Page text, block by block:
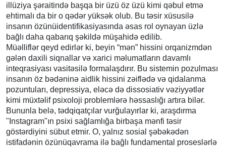
illüziya şəraitində başqa bir üzü öz üzü kimi qəbul etmə
ehtimalı da bir o qədər yüksək olub. Bu təsir xüsusilə
insanın özünüidentifikasiyasında əsas rol oynayan üzlə
bağlı daha qabarıq şəkildə müşahidə edilib.
Müəlliflər qeyd edirlər ki, beyin “mən” hissini orqanizmdən
gələn daxili siqnallar və xarici məlumatların davamlı
inteqrasiyası vasitəsilə formalaşdırır. Bu sistemin pozulması
insanın öz bədəninə aidlik hissini zəiflədə və qidalanma
pozuntuları, depressiya, eləcə də dissosiativ vəziyyətlər
kimi müxtəlif psixoloji problemlərə həssaslığı artıra bilər.
Bununla belə, tədqiqatçılar vurğulayırlar ki, araşdırma
"Instagram"ın psixi sağlamlığa birbaşa mənfi təsir
göstərdiyini sübut etmir. O, yalnız sosial şəbəkədən
istifadənin özünüqavrama ilə bağlı fundamental proseslərlə